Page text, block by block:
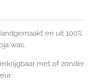
en uit 100%
was.
met of zonder